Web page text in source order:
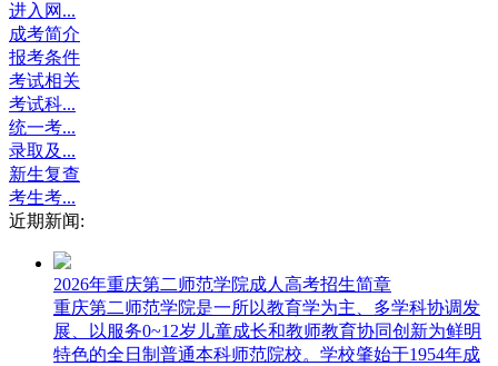
进入网...
成考简介
报考条件
考试相关
考试科...
统一考...
录取及...
新生复查
考生考...
近期新闻:
2026年重庆第二师范学院成人高考招生简章
重庆第二师范学院是一所以教育学为主、多学科协调发
展、以服务0~12岁儿童成长和教师教育协同创新为鲜明
特色的全日制普通本科师范院校。学校肇始于1954年成